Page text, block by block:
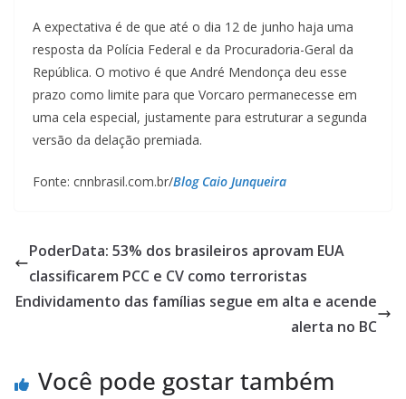
A expectativa é de que até o dia 12 de junho haja uma
resposta da Polícia Federal e da Procuradoria-Geral da
República. O motivo é que André Mendonça deu esse
prazo como limite para que Vorcaro permanecesse em
uma cela especial, justamente para estruturar a segunda
versão da delação premiada.
Fonte: cnnbrasil.com.br/Blog Caio Junqueira
PoderData: 53% dos brasileiros aprovam EUA
classificarem PCC e CV como terroristas
Endividamento das famílias segue em alta e acende
alerta no BC
Você pode gostar também